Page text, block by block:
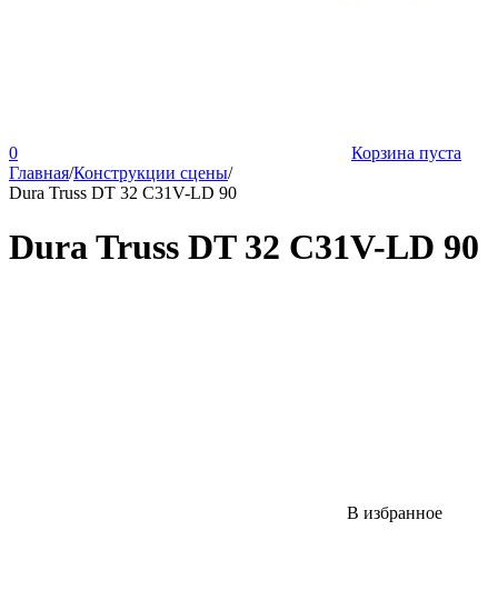
0
Корзина пуста
Главная/Конструкции сцены/
Dura Truss DT 32 C31V-LD 90
Dura Truss DT 32 C31V-LD 90
В избранное